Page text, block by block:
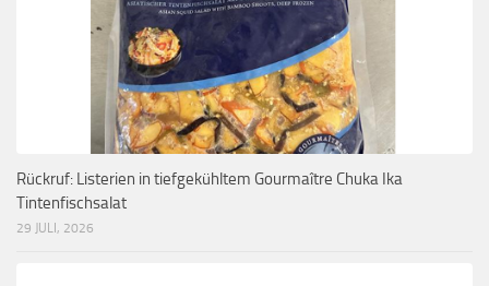
Rückruf: Listerien in tiefgekühltem Gourmaître Chuka Ika
Tintenfischsalat
29 JULI, 2026